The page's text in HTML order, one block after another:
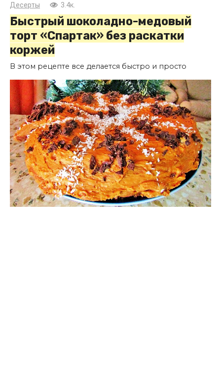
Десерты 3.4к.
Быстрый шоколадно-медовый
торт «Спартак» без раскатки
коржей
В этом рецепте все делается быстро и просто